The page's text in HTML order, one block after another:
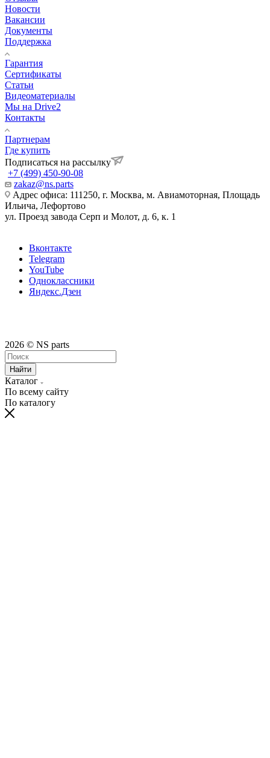
Новости
Вакансии
Документы
Поддержка
Гарантия
Сертификаты
Статьи
Видеоматериалы
Мы на Drive2
Контакты
Партнерам
Где купить
Подписаться на рассылку
+7 (499) 450-90-08
zakaz@ns.parts
Адрес офиса: 111250, г. Москва, м. Авиамоторная, Площадь
Ильича, Лефортово
ул. Проезд завода Серп и Молот, д. 6, к. 1
Вконтакте
Telegram
YouTube
Одноклассники
Яндекс.Дзен
2026 © NS parts
Найти
Каталог
По всему сайту
По каталогу